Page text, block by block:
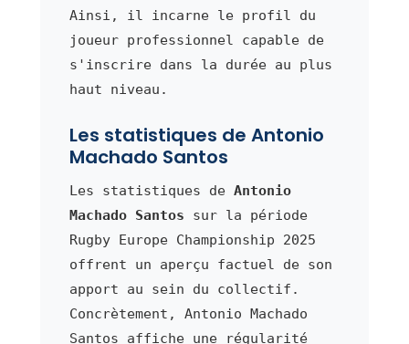
Ainsi, il incarne le profil du
joueur professionnel capable de
s'inscrire dans la durée au plus
haut niveau.
Les statistiques de Antonio
Machado Santos
Les statistiques de Antonio
Machado Santos sur la période
Rugby Europe Championship 2025
offrent un aperçu factuel de son
apport au sein du collectif.
Concrètement, Antonio Machado
Santos affiche une régularité